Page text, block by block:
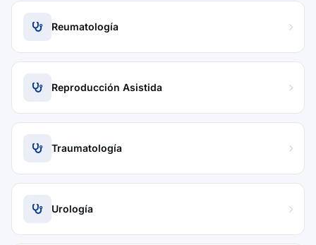
Reumatología
Reproducción Asistida
Traumatología
Urología